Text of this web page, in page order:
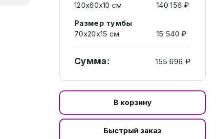
120х60х10 см
140 156 ₽
Размер тумбы
70х20х15 см
15 540 ₽
Сумма: 155 696 ₽
В корзину
Быстрый заказ